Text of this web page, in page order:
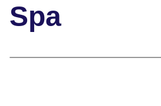
Spa